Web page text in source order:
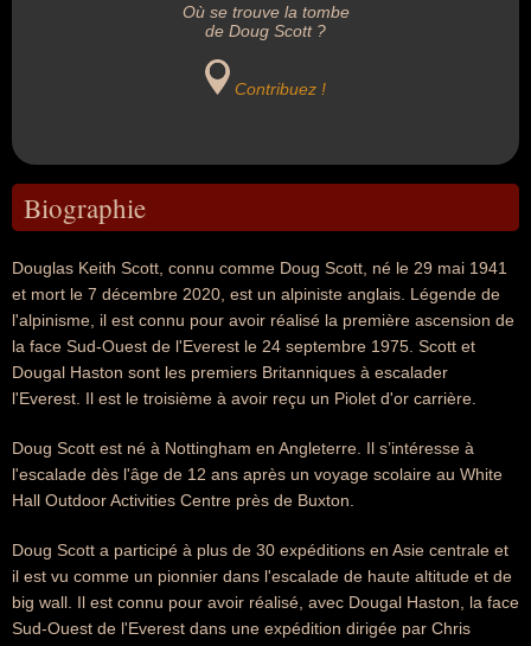
Où se trouve la tombe
de Doug Scott ?
Contribuez !
Biographie
Douglas Keith Scott, connu comme Doug Scott, né le 29 mai 1941
et mort le 7 décembre 2020, est un alpiniste anglais. Légende de
l'alpinisme, il est connu pour avoir réalisé la première ascension de
la face Sud-Ouest de l'Everest le 24 septembre 1975. Scott et
Dougal Haston sont les premiers Britanniques à escalader
l'Everest. Il est le troisième à avoir reçu un Piolet d'or carrière.
Doug Scott est né à Nottingham en Angleterre. Il s’intéresse à
l'escalade dès l'âge de 12 ans après un voyage scolaire au White
Hall Outdoor Activities Centre près de Buxton.
Doug Scott a participé à plus de 30 expéditions en Asie centrale et
il est vu comme un pionnier dans l'escalade de haute altitude et de
big wall. Il est connu pour avoir réalisé, avec Dougal Haston, la face
Sud-Ouest de l'Everest dans une expédition dirigée par Chris